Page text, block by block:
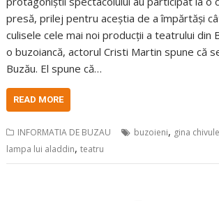
presă, prilej pentru aceștia de a împărtăși
culisele cele mai noi producții a teatrului din
o buzoiancă, actorul Cristi Martin spune că
Buzău. El spune că…
READ MORE
INFORMATIA DE BUZAU buzoieni, gina
lampa lui aladdin,teatru